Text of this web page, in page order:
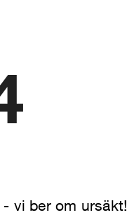
vi ber om ursäkt!